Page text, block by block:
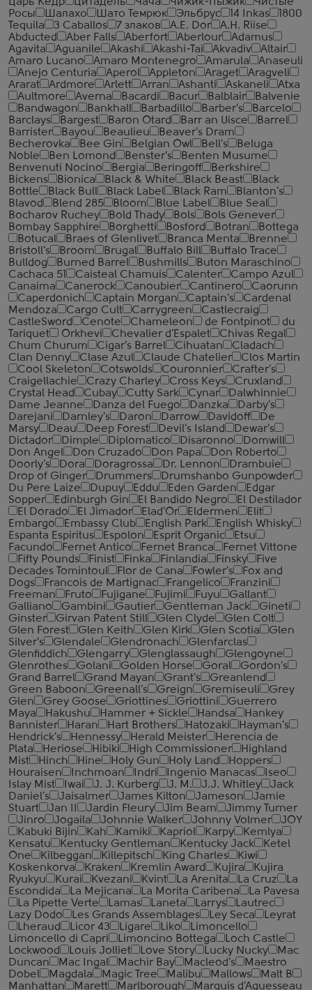
Росы
Шалахо Шато Темрюк Эльбрус 14 Inkas
1800
Tequila
3 Caballos 7 злаков A.E. Dor
A.H. Riise
Abducted
Aber Falls Aberfort Aberlour
Adamus
Agavita
Aguanile Akashi Akashi-Tai Akvadiv
Altair
Amaro Lucano
Amaro Montenegro Amarula
Anaseuli
Anejo Centuria
Aperol Appleton Araget
Aragveli
Ararat
Ardmore Arlett Arran Ashanti Askaneli
Atxa
Aultmore
Averna Bacardi Bacur Balblair
Balvenie
Bandwagon
Bankhall Barbadillo Barber's
Barcelo
Barclays
Bargest Baron Otard Barr an Uisce
Barrel
Barrister
Bayou Beaulieu
Beaver's Dram
Becherovka
Bee Gin Belgian Owl Bell's
Beluga
Noble
Ben Lomond Benster's
Benten Musume
Benvenuti Nocino
Bergia Beringoff
Berkshire
Bickens
Bionica Black & White Black Beast
Black
Bottle
Black Bull Black Label Black Ram
Blanton's
Blavod
Blend 285 Bloom Blue Label
Blue Seal
Bocharov Ruchey
Bold Thady Bols
Bols Genever
Bombay Sapphire
Borghetti Bosford Botran
Bottega
Botucal
Braes of Glenlivet Branca Menta
Brenne
Bristoll's
Broom Brugal Buffalo Bill
Buffalo Trace
Bulldog
Burned Barrel Bushmills
Buton Maraschino
Cachaca 51
Caisteal Chamuis Calenter
Campo Azul
Canaima
Canerock Canoubier Cantinero
Caorunn
Caperdonich
Captain Morgan Captain's
Cardenal
Mendoza
Cargo Cult Carrygreen
Castlecraig
CastleSword
Cenote Chameleon de Fontpinot
du
Tariquet
Orkhevi Chevalier d'Espalet
Chivas Regal
Chum Churum
Cigar's Barrel Cihuatan
Cladach
Clan Denny
Clase Azul Claude Chatelier
Clos Martin
Cool Skeleton
Cotswolds Couronnier
Crafter's
Craigellachie
Crazy Charley Cross Keys
Cruxland
Crystal Head
Cubay Cutty Sark Cynar
Dalwhinnie
Dame Jeanne
Danza del Fuego Danzka
Darby's
Darejani
Darnley's Daron Darrow Davidoff
De
Marsy
Deau Deep Forest Devil's Island
Dewar's
Dictador
Dimple Diplomatico Disaronno
Domwill
Don Angel
Don Cruzado Don Papa
Don Roberto
Doorly's
Dora Doragrossa Dr. Lennon
Drambuie
Drop of Ginger
Drummers
Drumshanbo Gunpowder
Du Pere Laize
Dupuy Eddu Eden Garden
Edgar
Sopper
Edinburgh Gin El Bandido Negro
El Destilador
El Dorado
El Jimador Elad'Or Eldermen
Elit
Embargo
Embassy Club English Park
English Whisky
Espanta Espiritus
Espolon Esprit Organic
Etsu
Facundo
Fernet Antico Fernet Branca
Fernet Vittone
Fifty Pounds
Finist Finka Finlandia Finsky
Five
Decades Tomintoul
Flor de Cana Fowler's
Fox and
Dogs
Francois de Martignac Frangelico
Franzini
Freeman
Fruto Fujigane Fujimi Fuyu
Gallant
Galliano
Gambini Gautier Gentleman Jack
Gineti
Ginster
Girvan Patent Still Glen Clyde
Glen Colt
Glen Forest
Glen Keith Glen Kirk Glen Scotia
Glen
Silver's
Glendale Glendronach
Glenfarclas
Glenfiddich
Glengarry Glenglassaugh
Glengoyne
Glenrothes
Golani Golden Horse Goral
Gordon's
Grand Barrel
Grand Mayan Grant's
Greanlend
Green Baboon
Greenall's Greign Gremiseuli
Grey
Glen
Grey Goose Griottines Griottini
Guerrero
Maya
Hakushu Hammer + Sickle Handsa
Hankey
Bannister
Haran Hart Brothers Hatozaki
Hayman's
Hendrick's
Hennessy Herald Meister
Herencia de
Plata
Heriose Hibiki High Commissioner
Highland
Mist
Hinch Hine Holy Gun Holy Land
Hoppers
Houraisen
Inchmoan Indri Ingenio Manacas
Iseo
Islay Mist
Iwai J. J. Kurberg J. M. J.J. Whitley
Jack
Daniel's
Jaisalmer James Kilton Jameson
Jamie
Stuart
Jan II Jardin Fleury Jim Beam
Jimmy Turner
Jinro
Jogaila Johnnie Walker Johnny Volmer
JOY
Kabuki Bijin
Kah Kamiki Kapriol Karpy
Kemlya
Kensatu
Kentucky Gentleman Kentucky Jack
Ketel
One
Kilbeggan Killepitsch King Charles
Kiwi
Koskenkorva
Kraken Kremlin Award Kujira
Kujira
Ryukyu
Kurai Kvezani Kvint La Arenita La Cruz
La
Escondida
La Mejicana La Morita Caribena
La Pavesa
La Pipette Verte
Lamas Laneta Larrys
Lautrec
Lazy Dodo
Les Grands Assemblages Ley Seca
Leyrat
Lheraud
Licor 43 Ligare Liko
Limoncello
Limoncello di Capri
Limoncino Bottega
Loch Castle
Lockwood
Louis Jolliet Love Story Lucky Nucky
Mac
Duncan
Mac Ingal Machir Bay Macleod's
Maestro
Dobel
Magdala Magic Tree Malibu Mallows
Malt B
Manhattan
Marett Marlborough
Marquis d'Aguesseau